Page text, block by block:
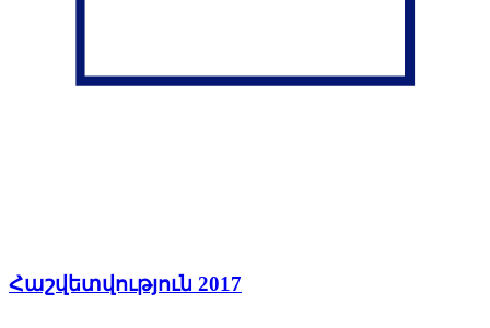
Հաշվետվություն 2017